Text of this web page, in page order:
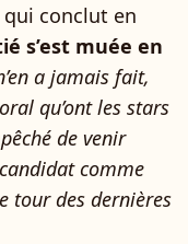
conclut en
s’est muée en
a jamais fait,
qu’ont les stars
de venir
comme
tour des dernières